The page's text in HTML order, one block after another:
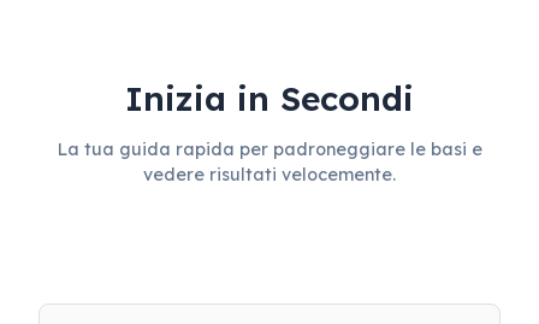
Inizia in Secondi
La tua guida rapida per padroneggiare le basi e
vedere risultati velocemente.